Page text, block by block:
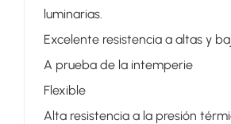
luminarias.
Excelente resistencia a altas y
A prueba de la intemperie
Flexible
Alta resistencia a la presión